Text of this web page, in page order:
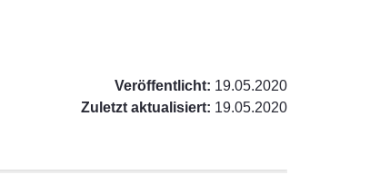
Veröffentlicht: 19.05.2020
Zuletzt aktualisiert: 19.05.2020